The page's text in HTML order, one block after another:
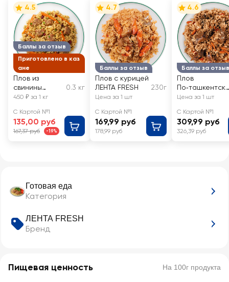
Готовая еда
Категория
ЛЕНТА FRESH
Бренд
Пищевая ценность На 100г продукта
Баллы за отзыв
Приготовлено в каз
ане
4.5
Плов из
свинины
ЛЕНТА FRESH,
0.3 кг
450 ₽ за 1 кг
С Картой №1
135,00 руб
167,37 руб -19%
Баллы за отзыв
4.7
Плов с курицей
ЛЕНТА FRESH
230г
Цена за 1 шт
С Картой №1
169,99 руб
178,99 руб
Баллы за отзыв
4.6
Плов
По‑ташкентски
ЛЕНТА FRESH
Цена за 1 шт
С Картой №1
309,99 руб
326,39 руб